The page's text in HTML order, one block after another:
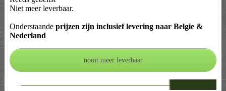
Niet meer leverbaar.
Onderstaande prijzen zijn inclusief levering naar Belgie &
Nederland
--